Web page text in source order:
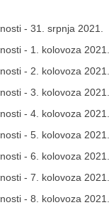
- 31. srpnja 2021.
- 1. kolovoza 2021.
- 2. kolovoza 2021.
- 3. kolovoza 2021.
- 4. kolovoza 2021.
- 5. kolovoza 2021.
- 6. kolovoza 2021.
- 7. kolovoza 2021.
- 8. kolovoza 2021.